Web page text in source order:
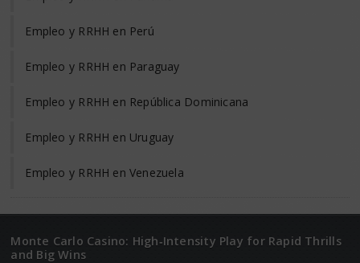
Empleo y RRHH en Perú
Empleo y RRHH en Paraguay
Empleo y RRHH en República Dominicana
Empleo y RRHH en Uruguay
Empleo y RRHH en Venezuela
Monte Carlo Casino: High‑Intensity Play for Rapid Thrills
and Big Wins